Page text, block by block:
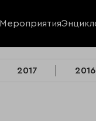
Мероприятия
2017 2016